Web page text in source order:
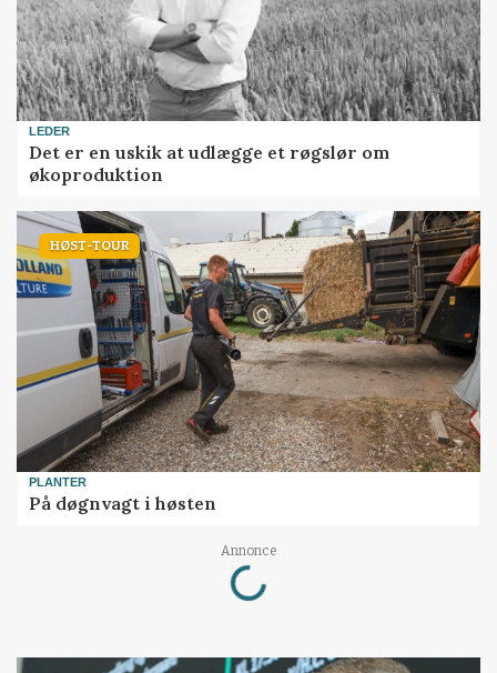
LEDER
Det er en uskik at udlægge et røgslør om
økoproduktion
HØST-TOUR
PLANTER
På døgnvagt i høsten
Annonce
Loading...